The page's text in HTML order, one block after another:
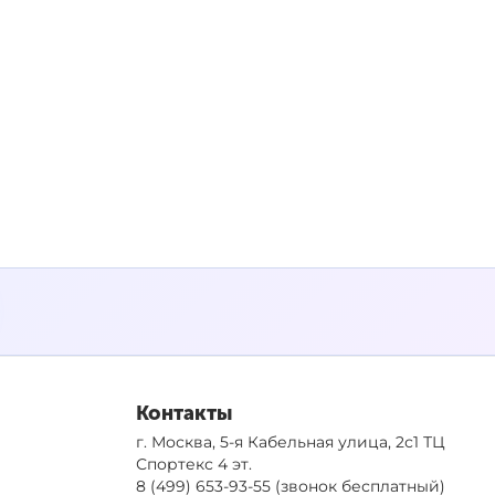
Контакты
г. Москва, 5-я Кабельная улица, 2с1 ТЦ
Спортекс 4 эт.
8 (499) 653-93-55(звонок бесплатный)